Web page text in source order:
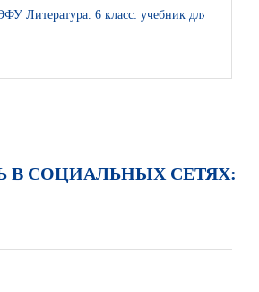
Литература. 6 класс: учебник для
В СОЦИАЛЬНЫХ СЕТЯХ: